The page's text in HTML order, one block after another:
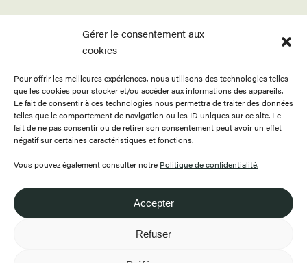
Gérer le consentement aux
cookies
Pour offrir les meilleures expériences, nous utilisons des technologies telles
que les cookies pour stocker et/ou accéder aux informations des appareils.
Le fait de consentir à ces technologies nous permettra de traiter des données
telles que le comportement de navigation ou les ID uniques sur ce site. Le
fait de ne pas consentir ou de retirer son consentement peut avoir un effet
négatif sur certaines caractéristiques et fonctions.
Vous pouvez également consulter notre Politique de confidentialité.
Accepter
Refuser
ACCUEIL
PROGRAMMATION
RESSOURCES
APPELS
PUBLICATIONS
À PROPOS
BOUTIQUE
CONTACT
ENGLISH
418.649.0999